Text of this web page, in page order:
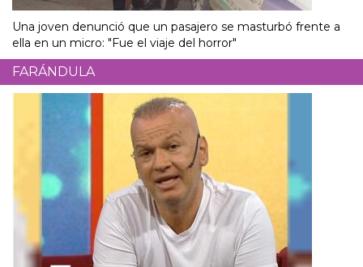
Una joven denunció que un pasajero se masturbó frente a
ella en un micro: "Fue el viaje del horror"
FARÁNDULA